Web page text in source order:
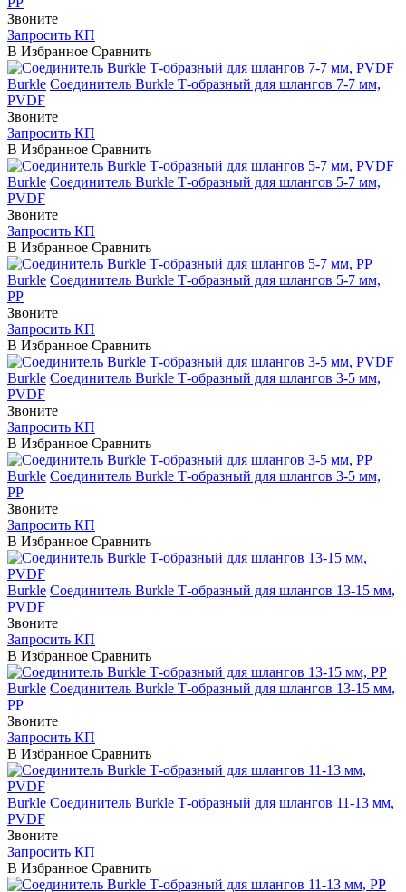
Звоните
Запросить КП
В Избранное Сравнить
Burkle Соединитель Burkle Т-образный для шлангов 7-7 мм,
PVDF
Звоните
Запросить КП
В Избранное Сравнить
Burkle Соединитель Burkle Т-образный для шлангов 5-7 мм,
PVDF
Звоните
Запросить КП
В Избранное Сравнить
Burkle Соединитель Burkle Т-образный для шлангов 5-7 мм,
PP
Звоните
Запросить КП
В Избранное Сравнить
Burkle Соединитель Burkle Т-образный для шлангов 3-5 мм,
PVDF
Звоните
Запросить КП
В Избранное Сравнить
Burkle Соединитель Burkle Т-образный для шлангов 3-5 мм,
PP
Звоните
Запросить КП
В Избранное Сравнить
Burkle Соединитель Burkle Т-образный для шлангов 13-15 мм,
PVDF
Звоните
Запросить КП
В Избранное Сравнить
Burkle Соединитель Burkle Т-образный для шлангов 13-15 мм,
PP
Звоните
Запросить КП
В Избранное Сравнить
Burkle Соединитель Burkle Т-образный для шлангов 11-13 мм,
PVDF
Звоните
Запросить КП
В Избранное Сравнить